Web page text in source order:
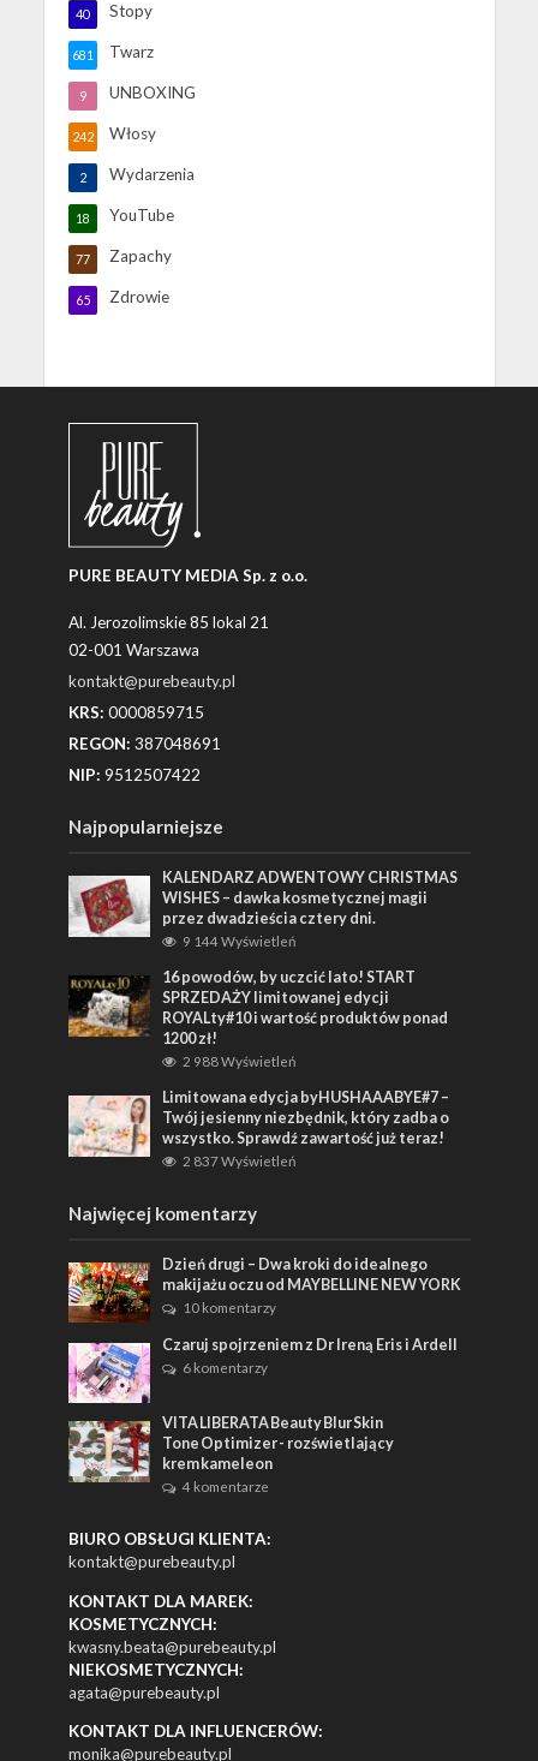
Stopy
40
Twarz
681
UNBOXING
9
Włosy
242
Wydarzenia
2
YouTube
18
Zapachy
77
Zdrowie
65
PURE BEAUTY MEDIA Sp. z o.o.
Al. Jerozolimskie 85 lokal 21
02-001 Warszawa
kontakt@purebeauty.pl
KRS: 0000859715
REGON: 387048691
NIP: 9512507422
Najpopularniejsze
KALENDARZ ADWENTOWY CHRISTMAS
WISHES – dawka kosmetycznej magii
przez dwadzieścia cztery dni.
9 144 Wyświetleń
16 powodów, by uczcić lato! START
SPRZEDAŻY limitowanej edycji
ROYALty#10 i wartość produktów ponad
1200 zł!
2 988 Wyświetleń
Limitowana edycja byHUSHAAABYE#7 –
Twój jesienny niezbędnik, który zadba o
wszystko. Sprawdź zawartość już teraz!
2 837 Wyświetleń
Najwięcej komentarzy
Dzień drugi – Dwa kroki do idealnego
makijażu oczu od MAYBELLINE NEW YORK
10 komentarzy
Czaruj spojrzeniem z Dr Ireną Eris i Ardell
6 komentarzy
VITA LIBERATA Beauty Blur Skin
Tone Optimizer - rozświetlający
krem kameleon
4 komentarze
BIURO OBSŁUGI KLIENTA:
kontakt@purebeauty.pl
KONTAKT DLA MAREK:
KOSMETYCZNYCH:
kwasny.beata@purebeauty.pl
NIEKOSMETYCZNYCH:
agata@purebeauty.pl
KONTAKT DLA INFLUENCERÓW:
monika@purebeauty.pl